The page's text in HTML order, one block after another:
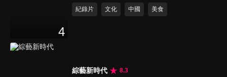
4
紀錄片
文化 中國 美食
綜藝新時代
8.3